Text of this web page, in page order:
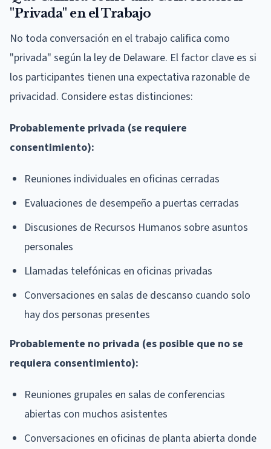
"Privada" en el Trabajo
No toda conversación en el trabajo califica como
"privada" según la ley de Delaware. El factor clave es si
los participantes tienen una expectativa razonable de
privacidad. Considere estas distinciones:
Probablemente privada (se requiere
consentimiento):
Reuniones individuales en oficinas cerradas
Evaluaciones de desempeño a puertas cerradas
Discusiones de Recursos Humanos sobre asuntos
personales
Llamadas telefónicas en oficinas privadas
Conversaciones en salas de descanso cuando solo
hay dos personas presentes
Probablemente no privada (es posible que no se
requiera consentimiento):
Reuniones grupales en salas de conferencias
abiertas con muchos asistentes
Conversaciones en oficinas de planta abierta donde